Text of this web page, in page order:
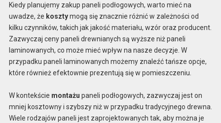
Kiedy planujemy zakup paneli podłogowych, warto mieć na
uwadze, że kosztymogą się znacznie różnić w zależności od
kilku czynników, takich jak jakość materiału, wzór oraz producent.
Zazwyczaj ceny paneli drewnianych są wyższe niż paneli
laminowanych, co może mieć wpływ na nasze decyzje. W
przypadku paneli laminowanych możemy znaleźć tańsze opcje,
które również efektownie prezentują się w pomieszczeniu.
W kontekście montażu paneli podłogowych, zazwyczaj jest on
mniej kosztowny i szybszy niż w przypadku tradycyjnego drewna.
Wiele rodzajów paneli jest zaprojektowanych tak, aby można je